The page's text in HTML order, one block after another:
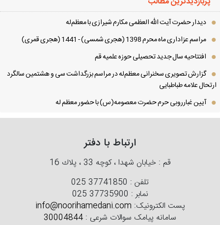
دیدار حضرت آیت الله العظمی مكارم شیرازی با معظم‌له
مراسم عزاداری ماه محرم 1398 (هجری شمسی) - 1441 (هجری قمری)
افتتاحیه سال جدید تحصیلی حوزه علمیه قم
گزارش تصویری سخنرانی معظم‌له در مراسم بزرگداشت سی و هشتمین سالگرد
علامه طباطبایی
آیین غبارروبی حرم حضرت معصومه(س) با حضور معظم له
ارتباط با دفتر
قم : خیابان شهدا ، كوچه 33 ، پلاك 16
تلفن :025 37741850
نمابر :025 37735900
پست الکترونیک:info@noorihamedani.com
سامانه پیامک سوالات شرعی : 30004844